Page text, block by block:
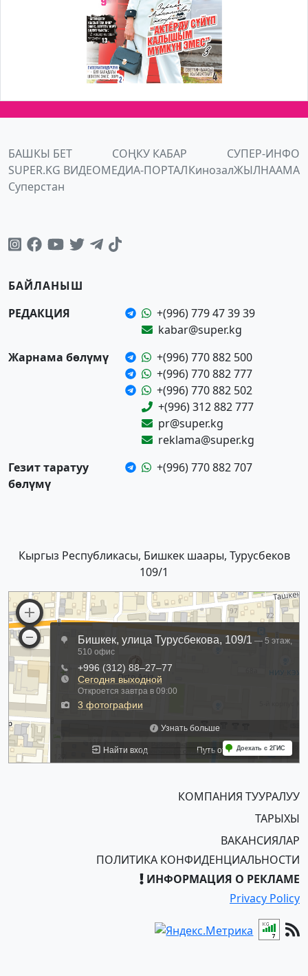
БАШКЫ БЕТ СОҢКУ КАБАР
СУПЕР-ИНФО
SUPER.KG ВИДЕОМЕДИА-ПОРТАЛКинозалЖЫЛНААМА
Суперстан
БАЙЛАНЫШ
РЕДАКЦИЯ
+(996) 779 47 39 39
kabar@super.kg
Жарнама бөлүмү
+(996) 770 882 500
+(996) 770 882 777
+(996) 770 882 502
+(996) 312 882 777
pr@super.kg
reklama@super.kg
Гезит таратуу
бөлүмү
+(996) 770 882 707
Кыргыз Республикасы, Бишкек шаары, Турусбеков
109/1
КОМПАНИЯ ТУУРАЛУУ
ТАРЫХЫ
ВАКАНСИЯЛАР
ПОЛИТИКА КОНФИДЕНЦИАЛЬНОСТИ
ИНФОРМАЦИЯ О РЕКЛАМЕ
Privacy Policy